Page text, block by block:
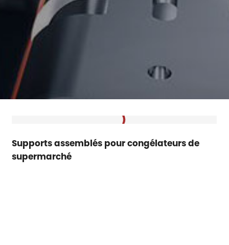
Supports assemblés pour congélateurs de
supermarché